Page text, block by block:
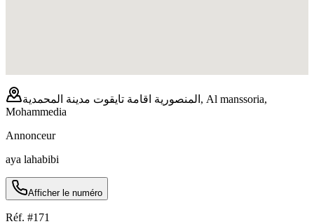
المنصورية اقامة تايقوت مدينة المحمدية, Al manssoria,
Mohammedia
Annonceur
aya lahabibi
Afficher le numéro
Réf. #171